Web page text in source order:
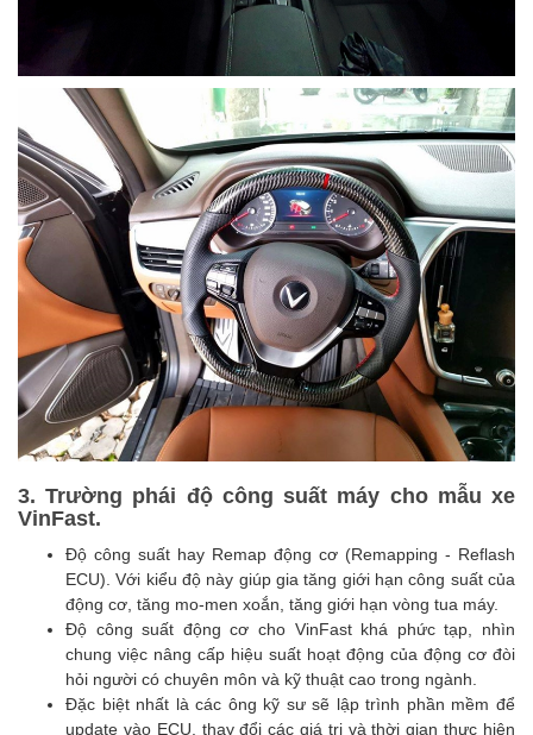
3. Trường phái độ công suất máy cho mẫu xe
VinFast.
Độ công suất hay Remap động cơ (Remapping - Reflash
ECU). Với kiểu độ này giúp gia tăng giới hạn công suất của
động cơ, tăng mo-men xoắn, tăng giới hạn vòng tua máy.
Độ công suất động cơ cho VinFast khá phức tạp, nhìn
chung việc nâng cấp hiệu suất hoạt động của động cơ đòi
hỏi người có chuyên môn và kỹ thuật cao trong ngành.
Đặc biệt nhất là các ông kỹ sư sẽ lập trình phần mềm để
update vào ECU, thay đổi các giá trị và thời gian thực hiện